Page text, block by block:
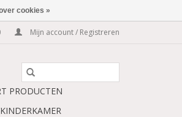
Mijn account / Registreren
PRODUCTEN
cookies »